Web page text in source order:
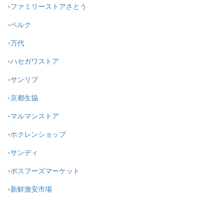
ファミリーストアさとう
ベルク
万代
ハセガワストア
サンリブ
京都生協
マルマンストア
ホクレンショップ
サンディ
ボスフーズマーケット
新鮮激安市場